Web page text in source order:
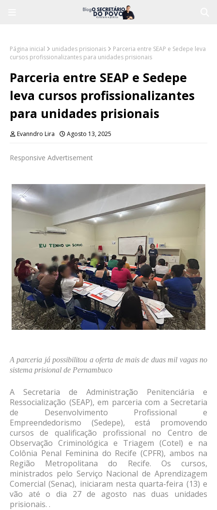
Página inicial unidades prisionais
Parceria entre SEAP e Sedepe leva
cursos profissionalizantes para unidades prisionais
Parceria entre SEAP e Sedepe
leva cursos profissionalizantes
para unidades prisionais
Evanndro Lira Agosto 13, 2025
Responsive Advertisement
A parceria já possibilitou a oferta de mais de duas mil vagas no
sistema prisional de Pernambuco
A Secretaria de Administração Penitenciária e
Ressocialização (SEAP), em parceria com a Secretaria
de Desenvolvimento Profissional e
Empreendedorismo (Sedepe), está promovendo
cursos de qualificação profissional no Centro de
Observação Criminológica e Triagem (Cotel) e na
Colônia Penal Feminina do Recife (CPFR), ambos na
Região Metropolitana do Recife. Os cursos,
ministrados pelo Serviço Nacional de Aprendizagem
Comercial (Senac), iniciaram nesta quarta-feira (13) e
vão até o dia 27 de agosto nas duas unidades
prisionais. .